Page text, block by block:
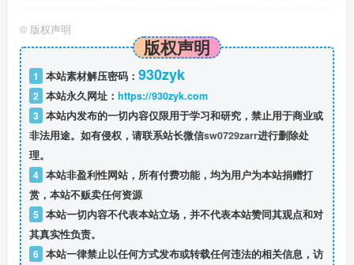
© 版权声明
版权声明
1 本站素材解压密码： 930zyk
2 本站永久网址： https://930zyk.com
3 本站内发布的一切内容仅限用于学习和研究，禁止用于商业或
非法用途。如有侵权，请联系站长微信sw0729zarr进行删除处
理。
4 本站非盈利性网站，所有付费功能，均为用户为本站捐赠打
赏，本站不贩卖任何资源
5 本站一切内容不代表本站立场，并不代表本站赞同其观点和对
其真实性负责。
6 本站一律禁止以任何方式发布或转载任何违法的相关信息，访